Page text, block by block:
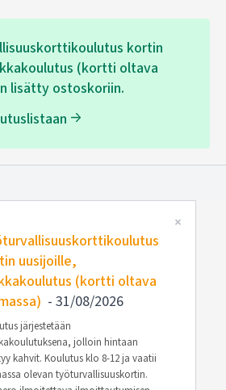
kortin
(kortti oltava
lisätty ostoskoriin.
×
uusijoille,
(kortti oltava
- 31/08/2026
järjestetään
jolloin hintaan
kahvit. Koulutus klo 8-12 ja vaatii
olevan työturvallisuuskortin.